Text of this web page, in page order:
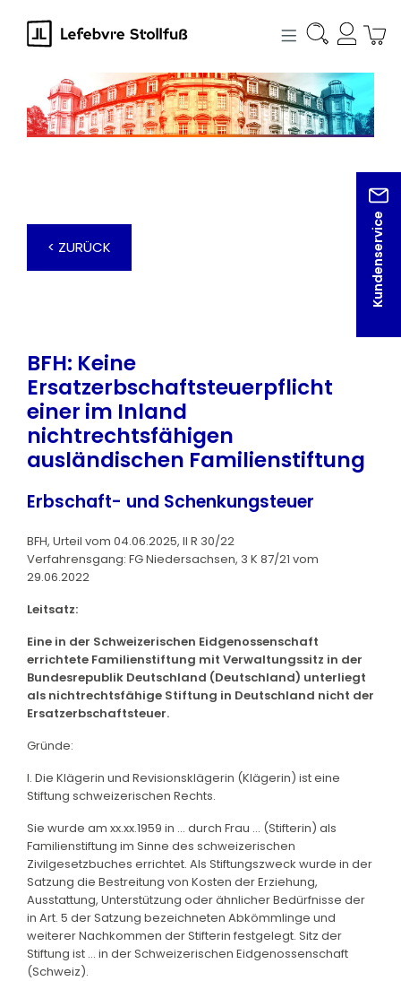
springen
Kundenservice
< ZURÜCK
BFH: Keine
Ersatzerbschaftsteuerpflicht
einer im Inland
nichtrechtsfähigen
ausländischen Familienstiftung
Erbschaft- und Schenkungsteuer
BFH, Urteil vom 04.06.2025, II R 30/22
Verfahrensgang: FG Niedersachsen, 3 K 87/21 vom
29.06.2022
Leitsatz:
Eine in der Schweizerischen Eidgenossenschaft
errichtete Familienstiftung mit Verwaltungssitz in der
Bundesrepublik Deutschland (Deutschland) unterliegt
als nichtrechtsfähige Stiftung in Deutschland nicht der
Ersatzerbschaftsteuer.
Gründe:
I. Die Klägerin und Revisionsklägerin (Klägerin) ist eine
Stiftung schweizerischen Rechts.
Sie wurde am xx.xx.1959 in ... durch Frau ... (Stifterin) als
Familienstiftung im Sinne des schweizerischen
Zivilgesetzbuches errichtet. Als Stiftungszweck wurde in der
Satzung die Bestreitung von Kosten der Erziehung,
Ausstattung, Unterstützung oder ähnlicher Bedürfnisse der
in Art. 5 der Satzung bezeichneten Abkömmlinge und
weiterer Nachkommen der Stifterin festgelegt. Sitz der
Stiftung ist ... in der Schweizerischen Eidgenossenschaft
(Schweiz).